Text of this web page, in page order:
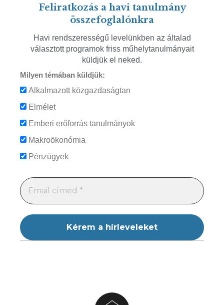
Feliratkozás a havi tanulmány
összefoglalónkra
Havi rendszerességű levelünkben az általad
választott programok friss műhelytanulmányait
küldjük el neked.
Milyen témában küldjük:
Alkalmazott közgazdaságtan
Elmélet
Emberi erőforrás tanulmányok
Makroökonómia
Pénzügyek